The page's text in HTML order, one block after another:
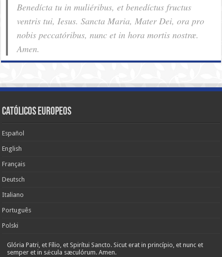
Benedícta tu in muliéribus, et benedíctus fructus
ventris tui, Iesus. Sancta Maria, Mater Dei, ora pro
nobis pec­ca­tóribus, nunc et in hora mortis nostræ.
Amen.
Católicos Europeos
Español
English
Français
Deutsch
Italiano
Português
Polski
Glória Patri, et Fílio, et Spirítui Sancto. Sicut erat in princípio, et nunc et
semper et in sǽcula sæculórum. Amen.